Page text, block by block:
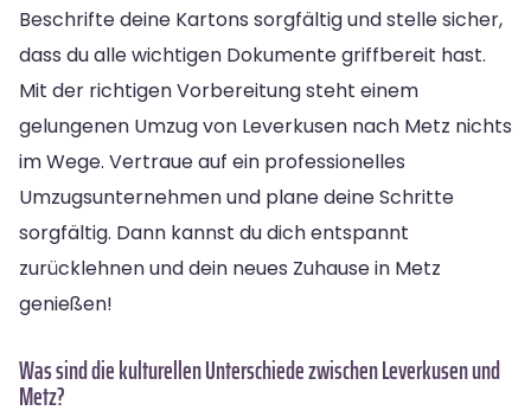
Beschrifte deine Kartons sorgfältig und stelle sicher,
dass du alle wichtigen Dokumente griffbereit hast.
Mit der richtigen Vorbereitung steht einem
gelungenen Umzug von Leverkusen nach Metz nichts
im Wege. Vertraue auf ein professionelles
Umzugsunternehmen und plane deine Schritte
sorgfältig. Dann kannst du dich entspannt
zurücklehnen und dein neues Zuhause in Metz
genießen!
Was sind die kulturellen Unterschiede zwischen Leverkusen und
Metz?